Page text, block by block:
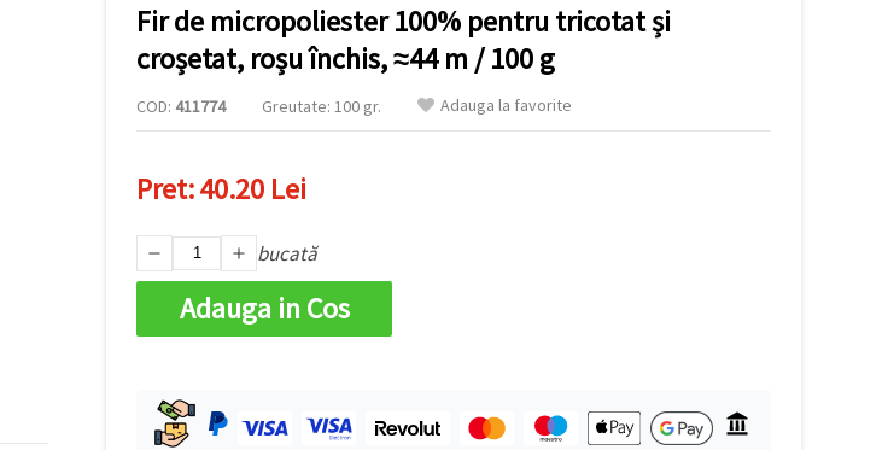
Fir de micropoliester 100% pentru tricotat și
croșetat, roșu închis, ≈44 m / 100 g
COD: 411774 Greutate: 100 gr. Adauga la favorite
Pret:40.20 Lei
bucată
Adauga in Cos